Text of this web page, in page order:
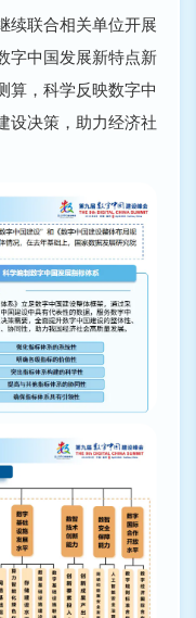
续联合相关单位开展
字中国发展新特点新
算，科学反映数字中
设决策，助力经济社